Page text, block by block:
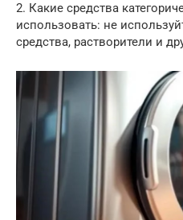
2. Какие средства
использовать: не
средства, растворители и